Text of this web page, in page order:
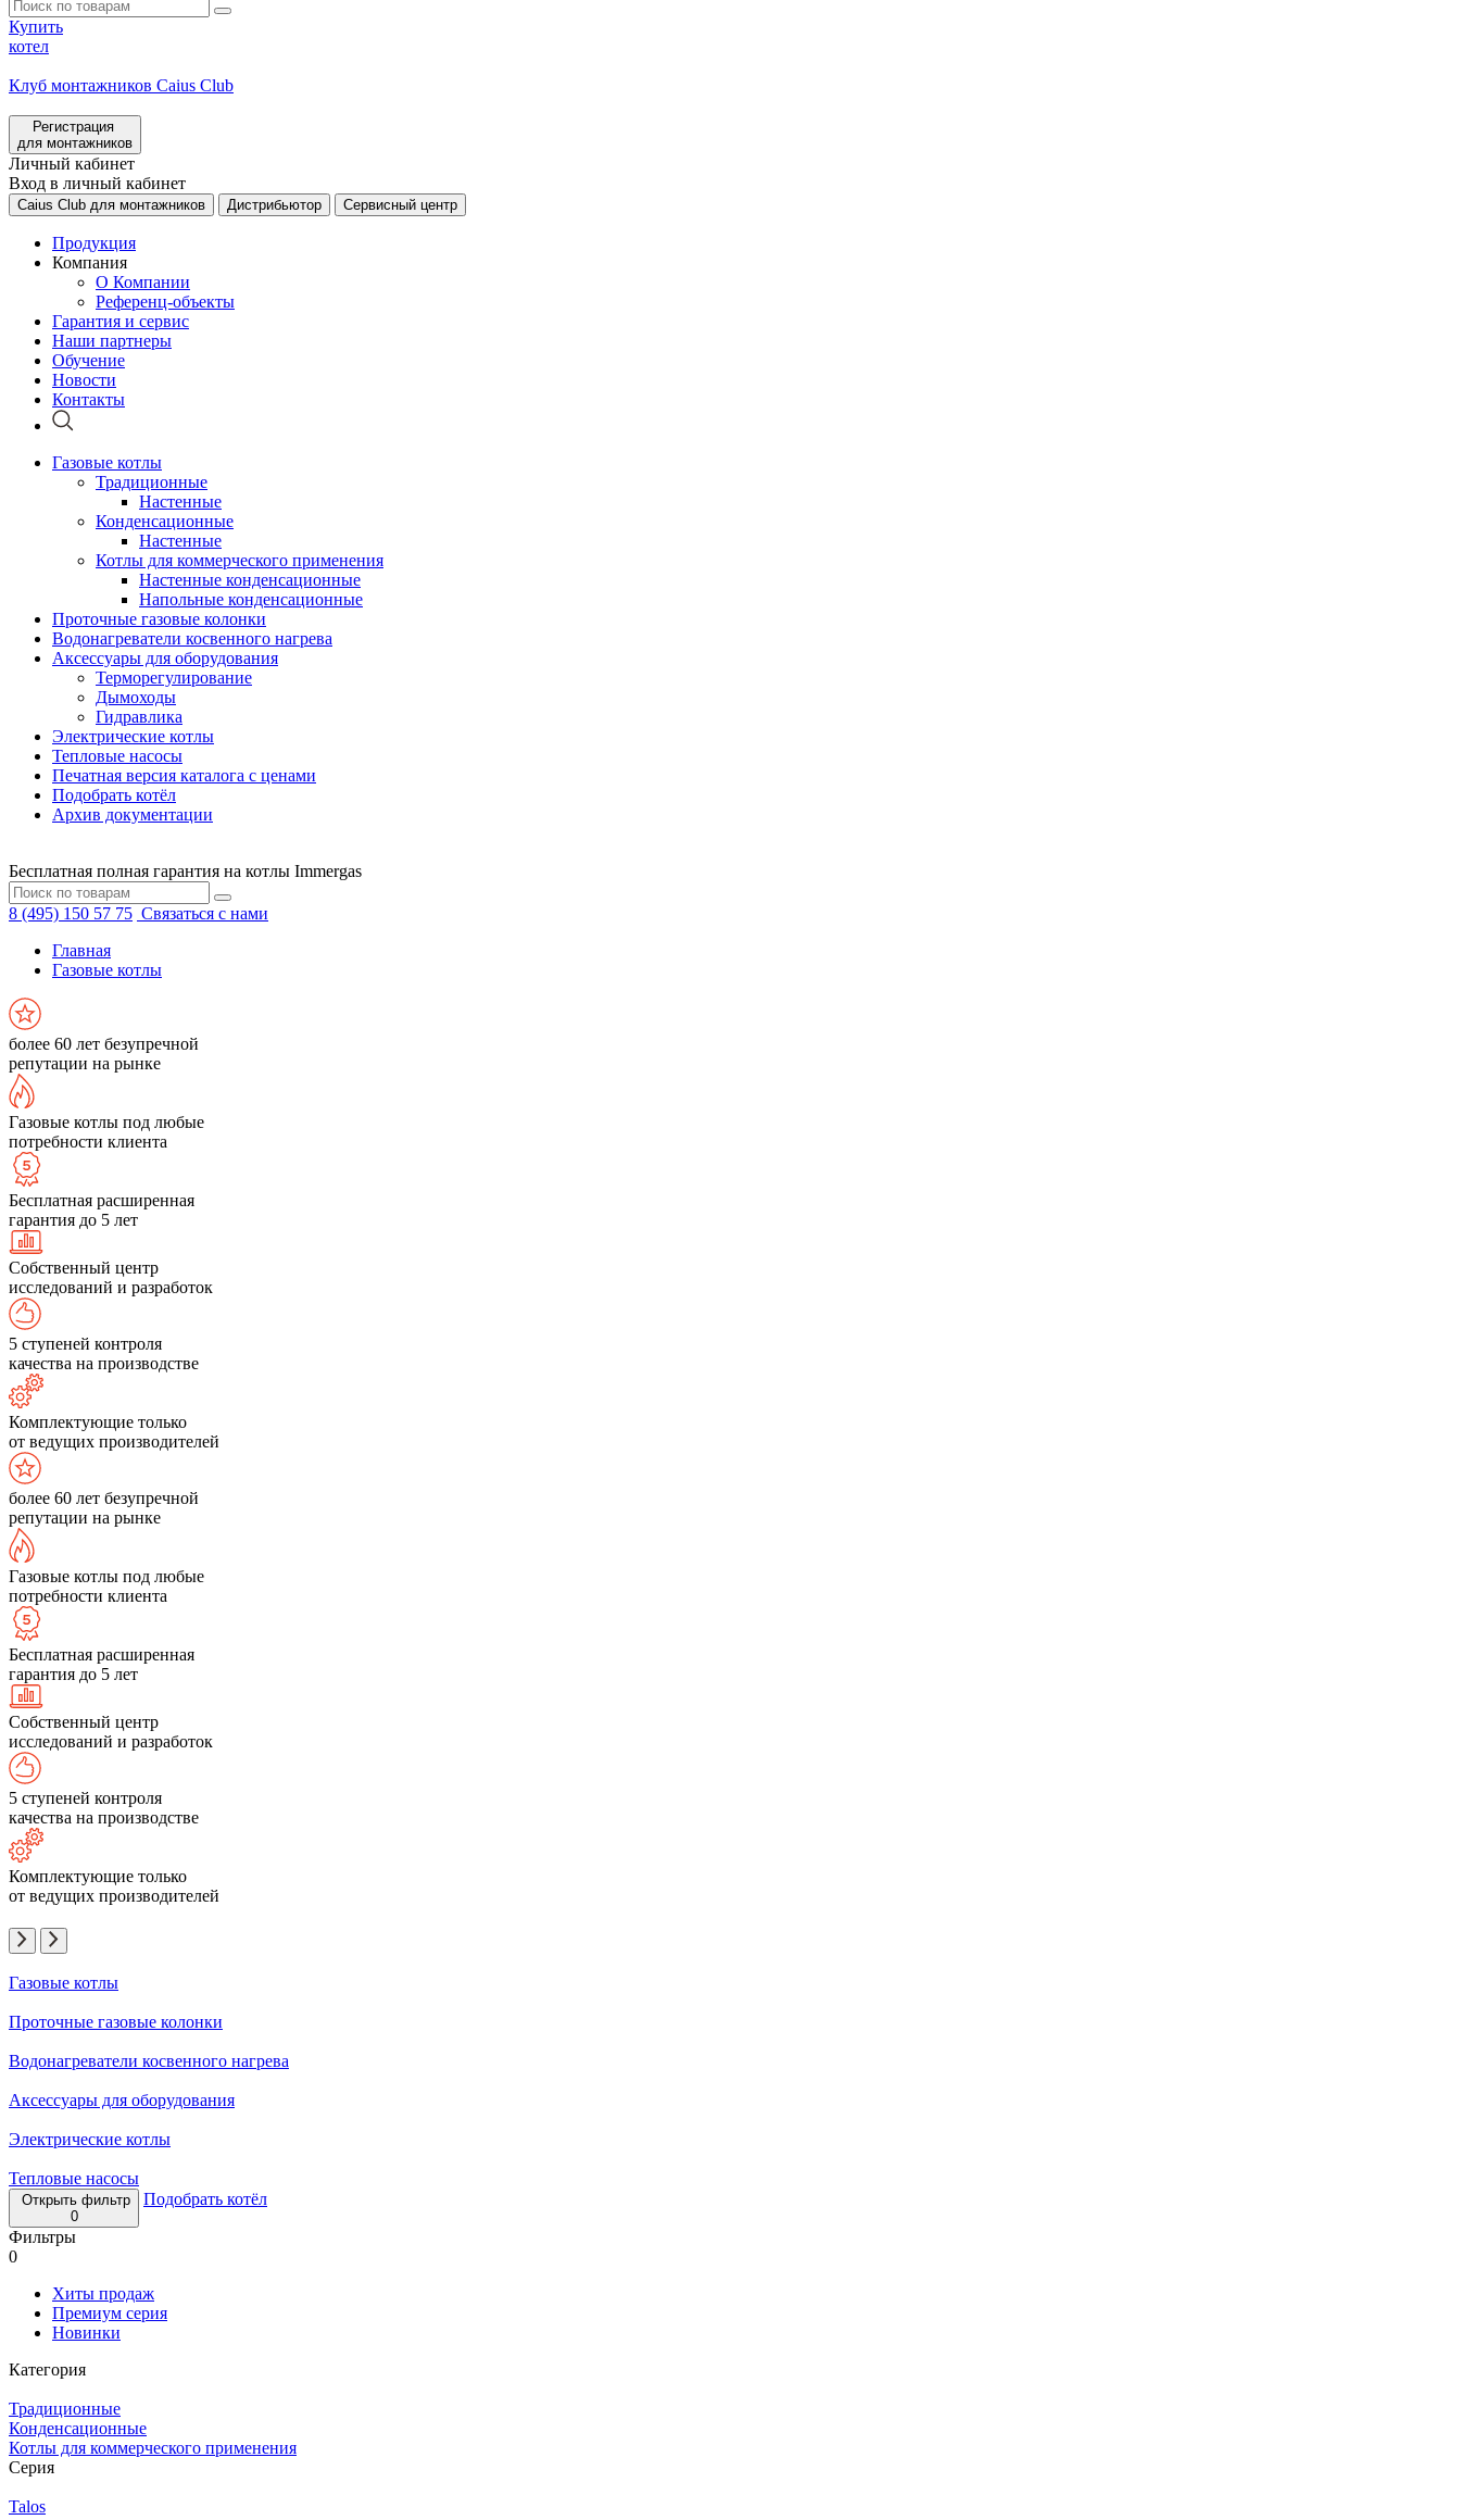
Купить
котел
Клуб монтажников Caius Club
Регистрация
для монтажников
Личный кабинет
Вход в личный кабинет
Caius Club для монтажников Дистрибьютор Сервисный центр
Продукция
Компания
О Компании
Референц-объекты
Гарантия и сервис
Наши партнеры
Обучение
Новости
Контакты
Газовые котлы
Традиционные
Настенные
Конденсационные
Настенные
Котлы для коммерческого применения
Настенные конденсационные
Напольные конденсационные
Проточные газовые колонки
Водонагреватели косвенного нагрева
Аксессуары для оборудования
Терморегулирование
Дымоходы
Гидравлика
Электрические котлы
Тепловые насосы
Печатная версия каталога с ценами
Подобрать котёл
Архив документации
Бесплатная полная гарантия на котлы Immergas
8 (495) 150 57 75 Связаться с нами
Главная
Газовые котлы
более 60 лет безупречной
репутации на рынке
Газовые котлы под любые
потребности клиента
Бесплатная расширенная
гарантия до 5 лет
Собственный центр
исследований и разработок
5 ступеней контроля
качества на производстве
Комплектующие только
от ведущих производителей
более 60 лет безупречной
репутации на рынке
Газовые котлы под любые
потребности клиента
Бесплатная расширенная
гарантия до 5 лет
Собственный центр
исследований и разработок
5 ступеней контроля
качества на производстве
Комплектующие только
от ведущих производителей
Газовые котлы
Проточные газовые колонки
Водонагреватели косвенного нагрева
Аксессуары для оборудования
Электрические котлы
Тепловые насосы
Открыть фильтр
0
Подобрать котёл
Фильтры
0
Хиты продаж
Премиум серия
Новинки
Категория
Традиционные
Конденсационные
Котлы для коммерческого применения
Серия
Talos